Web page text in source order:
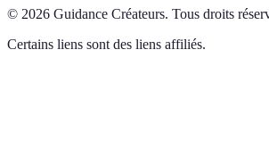
© 2026 Guidance Créateurs. Tous droits
Certains liens sont des liens affiliés.